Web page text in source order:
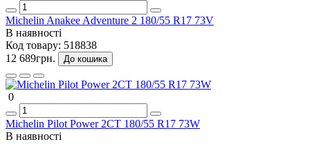
Michelin Anakee Adventure 2 180/55 R17 73V
В наявності
Код товару: 518838
12 689грн.
До кошика
0
Michelin Pilot Power 2CT 180/55 R17 73W
В наявності